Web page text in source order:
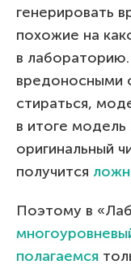
генерировать
похожие на
в
вредоносными
стираться,
в итоге
оригинальный
получится
Поэтому в
полагаемся